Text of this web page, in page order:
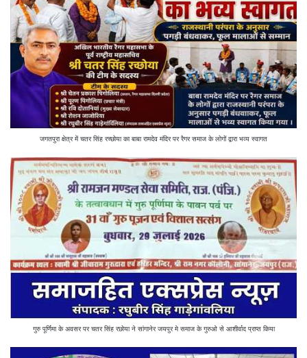
जगतपुरा क्षेत्र में चतर सिंह रच्छोया का बाबा रामदेव मंदिर पर रैगर समाज के लोगों द्वारा भव्य स्वागत
गुरु पूर्णिमा के अवसर पर चतर सिंह रछोया ने सांगानेर जयपुर मे समाज के गुरुओ से आशीर्वाद प्राप्त किया